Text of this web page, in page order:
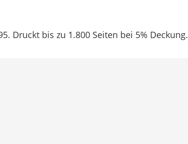
Druckt bis zu 1.800 Seiten bei 5% Deckung.